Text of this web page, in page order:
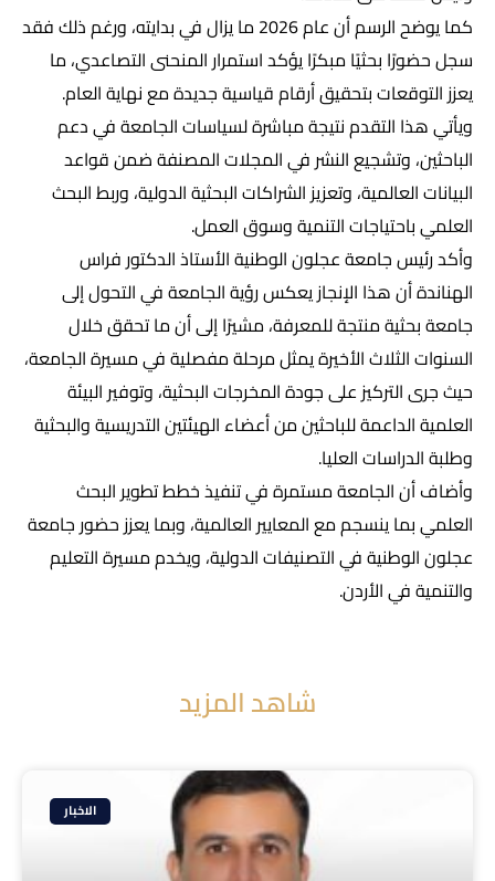
كما يوضح الرسم أن عام 2026 ما يزال في بدايته، ورغم ذلك فقد
سجل حضورًا بحثيًا مبكرًا يؤكد استمرار المنحنى التصاعدي، ما
يعزز التوقعات بتحقيق أرقام قياسية جديدة مع نهاية العام.
ويأتي هذا التقدم نتيجة مباشرة لسياسات الجامعة في دعم
الباحثين، وتشجيع النشر في المجلات المصنفة ضمن قواعد
البيانات العالمية، وتعزيز الشراكات البحثية الدولية، وربط البحث
العلمي باحتياجات التنمية وسوق العمل.
وأكد رئيس جامعة عجلون الوطنية الأستاذ الدكتور فراس
الهناندة أن هذا الإنجاز يعكس رؤية الجامعة في التحول إلى
جامعة بحثية منتجة للمعرفة، مشيرًا إلى أن ما تحقق خلال
السنوات الثلاث الأخيرة يمثل مرحلة مفصلية في مسيرة الجامعة،
حيث جرى التركيز على جودة المخرجات البحثية، وتوفير البيئة
العلمية الداعمة للباحثين من أعضاء الهيئتين التدريسية والبحثية
وطلبة الدراسات العليا.
وأضاف أن الجامعة مستمرة في تنفيذ خطط تطوير البحث
العلمي بما ينسجم مع المعايير العالمية، وبما يعزز حضور جامعة
عجلون الوطنية في التصنيفات الدولية، ويخدم مسيرة التعليم
والتنمية في الأردن.
شاهد المزيد
الاخبار